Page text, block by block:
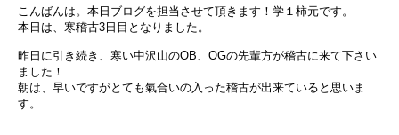
こんばんは。本日ブログを担当させて頂きます！学１柿元です。
本日は、寒稽古3日目となりました。
昨日に引き続き、寒い中沢山のOB、OGの先輩方が稽古に来て下さい
ました！
朝は、早いですがとても氣合いの入った稽古が出来ていると思いま
す。